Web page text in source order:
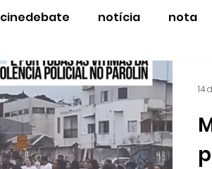
cinedebate notícia nota
14